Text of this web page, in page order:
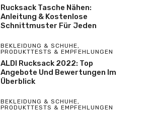
Rucksack Tasche Nähen:
Anleitung & Kostenlose
Schnittmuster Für Jeden
BEKLEIDUNG & SCHUHE,
PRODUKTTESTS & EMPFEHLUNGEN
ALDI Rucksack 2022: Top
Angebote Und Bewertungen Im
Überblick
BEKLEIDUNG & SCHUHE,
PRODUKTTESTS & EMPFEHLUNGEN